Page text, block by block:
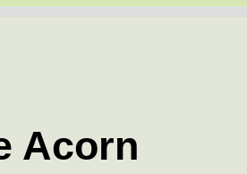
Acorn